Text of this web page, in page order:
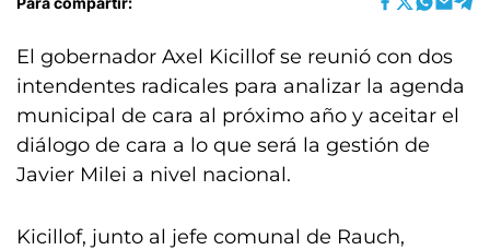
El gobernador Axel Kicillof se reunió con dos
intendentes radicales para analizar la agenda
municipal de cara al próximo año y aceitar el
diálogo de cara a lo que será la gestión de
Javier Milei a nivel nacional.
Kicillof, junto al jefe comunal de Rauch,